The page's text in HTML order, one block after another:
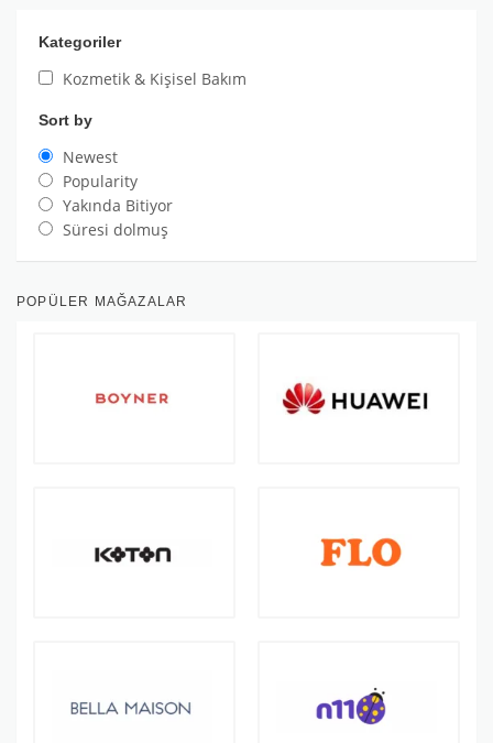
Kategoriler
Kozmetik & Kişisel Bakım
Sort by
Newest
Popularity
Yakında Bitiyor
Süresi dolmuş
POPÜLER MAĞAZALAR